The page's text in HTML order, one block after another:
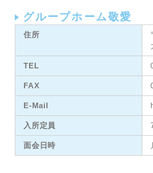
グループホーム敬愛
住所
TEL
FAX
E-Mail
入所定員
面会日時